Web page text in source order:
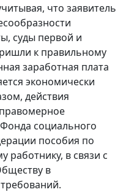
что заявитель
суды первой и
к правильному
заработная плата
экономически
действия
социального
пособия по
работнику, в связи с
в